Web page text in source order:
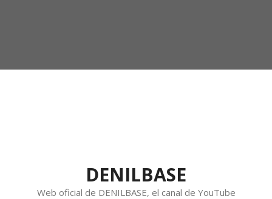
DENILBASE
Web oficial de DENILBASE, el canal de YouTube